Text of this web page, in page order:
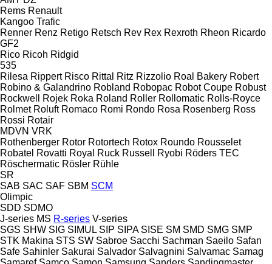
Rems Renault
Kangoo Trafic
Renner Renz Retigo Retsch Rev Rex Rexroth Rheon Ricardo
GF2
Rico Ricoh Ridgid
535
Rilesa Rippert Risco Rittal Ritz Rizzolio Roal Bakery Robert
Robino & Galandrino Robland Robopac Robot Coupe Robust
Rockwell
Rojek Roka Roland Roller Rollomatic Rolls-Royce
Rolmet Roluft Romaco Romi Rondo Rosa Rosenberg Ross
Rossi Rotair
MDVN VRK
Rothenberger Rotor Rotortech Rotox Roundo Rousselet
Robatel Rovatti Royal Ruck Russell Ryobi Röders TEC
Röschermatic Rösler Rühle
SR
SAB SAC SAF SBM SCM
Olimpic
SDD SDMO
J-series MS R-series V-series
SGS SHW SIG SIMUL SIP SIPA SISE SM SMD SMG SMP
STK Makina STS SW Sabroe Sacchi Sachman Saeilo Safan
Safe Sahinler Sakurai Salvador Salvagnini Salvamac Samag